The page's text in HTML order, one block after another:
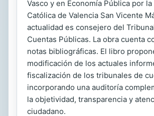
Vasco y en Economía Pública por
Católica de Valencia San Vicente
actualidad es consejero del
Cuentas Públicas. La obra cuenta
notas bibliográficas. El libro
modificación de los actuales
fiscalización de los tribunales de
incorporando una auditoría
la objetividad, transparencia y
ciudadano.